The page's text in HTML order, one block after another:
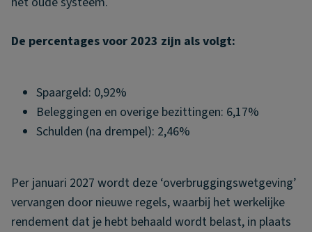
De percentages voor 2023 zijn als volgt:
Spaargeld: 0,92%
Beleggingen en overige bezittingen: 6,17%
Schulden (na drempel): 2,46%
Per januari 2027 wordt deze ‘overbruggingswetgeving’
vervangen door nieuwe regels, waarbij het werkelijke
rendement dat je hebt behaald wordt belast, in plaats